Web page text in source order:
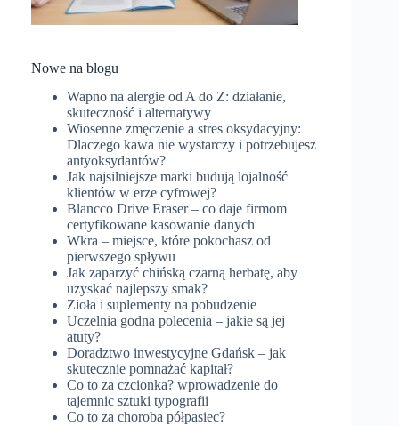
Nowe na blogu
Wapno na alergie od A do Z: działanie,
skuteczność i alternatywy
Wiosenne zmęczenie a stres oksydacyjny:
Dlaczego kawa nie wystarczy i potrzebujesz
antyoksydantów?
Jak najsilniejsze marki budują lojalność
klientów w erze cyfrowej?
Blancco Drive Eraser – co daje firmom
certyfikowane kasowanie danych
Wkra – miejsce, które pokochasz od
pierwszego spływu
Jak zaparzyć chińską czarną herbatę, aby
uzyskać najlepszy smak?
Zioła i suplementy na pobudzenie
Uczelnia godna polecenia – jakie są jej
atuty?
Doradztwo inwestycyjne Gdańsk – jak
skutecznie pomnażać kapitał?
Co to za czcionka? wprowadzenie do
tajemnic sztuki typografii
Co to za choroba półpasiec?